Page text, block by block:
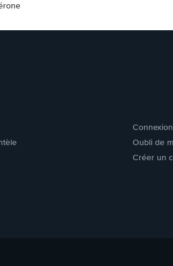
Connexion
Oubli de
Créer un